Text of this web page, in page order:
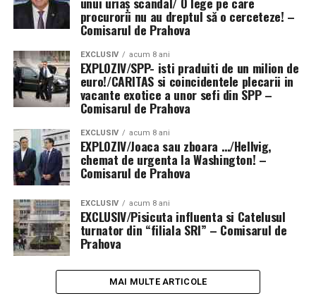
procurorii nu au dreptul să o cerceteze! –
Comisarul de Prahova
EXCLUSIV acum 8 ani
EXPLOZIV/SPP- isti praduiti de un milion de
euro!/CARITAS si coincidentele plecarii in
vacante exotice a unor sefi din SPP –
Comisarul de Prahova
EXCLUSIV acum 8 ani
EXPLOZIV/Joaca sau zboara …/Hellvig,
chemat de urgenta la Washington! –
Comisarul de Prahova
EXCLUSIV acum 8 ani
EXCLUSIV/Pisicuta influenta si Catelusul
turnator din “filiala SRI” – Comisarul de
Prahova
MAI MULTE ARTICOLE